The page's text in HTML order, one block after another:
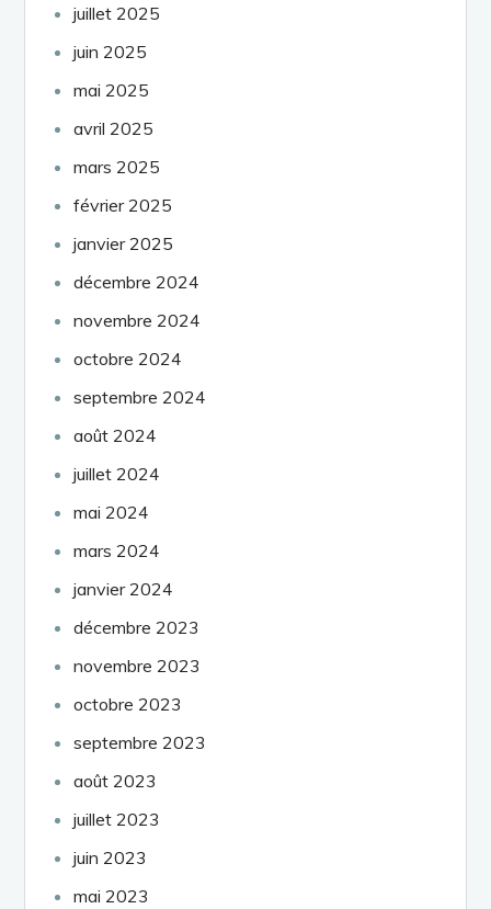
juillet 2025
juin 2025
mai 2025
avril 2025
mars 2025
février 2025
janvier 2025
décembre 2024
novembre 2024
octobre 2024
septembre 2024
août 2024
juillet 2024
mai 2024
mars 2024
janvier 2024
décembre 2023
novembre 2023
octobre 2023
septembre 2023
août 2023
juillet 2023
juin 2023
mai 2023